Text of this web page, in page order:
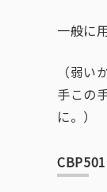
一般に
（弱
手この
に。）